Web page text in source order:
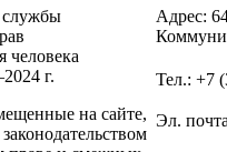
службы
человека
г.
на сайте,
Адрес:
Тел.: +7
Эл.